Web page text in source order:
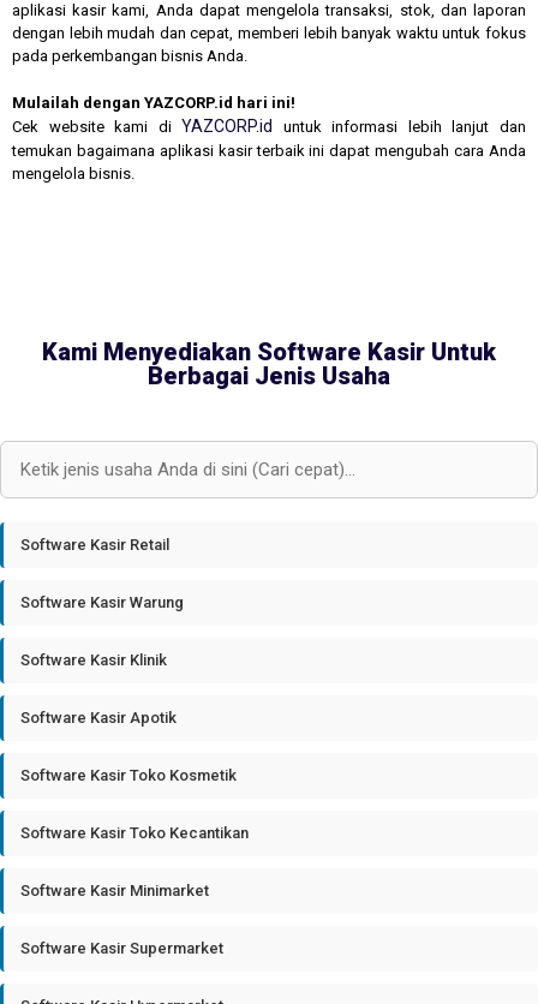
aplikasi kasir kami, Anda dapat mengelola transaksi, stok, dan laporan
dengan lebih mudah dan cepat, memberi lebih banyak waktu untuk fokus
pada perkembangan bisnis Anda.
Mulailah dengan YAZCORP.id hari ini!
Cek website kami di YAZCORP.id
untuk informasi lebih lanjut dan
temukan bagaimana aplikasi kasir terbaik ini dapat mengubah cara Anda
mengelola bisnis.
Kami Menyediakan Software Kasir Untuk
Berbagai Jenis Usaha
Software Kasir Retail
Software Kasir Warung
Software Kasir Klinik
Software Kasir Apotik
Software Kasir Toko Kosmetik
Software Kasir Toko Kecantikan
Software Kasir Minimarket
Software Kasir Supermarket